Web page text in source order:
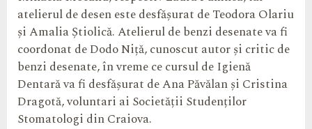
atelierul de desen este desfășurat de Teodora Olariu
și Amalia Știolică. Atelierul de benzi desenate va fi
coordonat de Dodo Niță, cunoscut autor și critic de
benzi desenate, în vreme ce cursul de Igienă
Dentară va fi desfășurat de Ana Păvălan și Cristina
Dragotă, voluntari ai Societății Studenților
Stomatologi din Craiova.